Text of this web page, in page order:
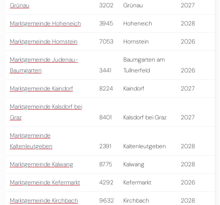
Grünau
3202
Grünau
2027
Marktgemeinde Hoheneich 3945 Hoheneich 2028
Marktgemeinde Hornstein 7053 Hornstein 2026
Marktgemeinde Judenau-
Baumgarten
3441
Baumgarten am
Tullnerfeld
2026
Marktgemeinde Kaindorf 8224 Kaindorf 2027
Marktgemeinde Kalsdorf bei
Graz
8401 Kalsdorf bei Graz 2027
Marktgemeinde
Kaltenleutgeben
2391 Kaltenleutgeben 2028
Marktgemeinde Kalwang 8775 Kalwang 2028
Marktgemeinde Kefermarkt 4292 Kefermarkt 2026
Marktgemeinde Kirchbach 9632 Kirchbach 2028